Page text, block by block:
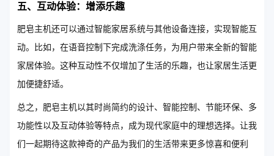
五、互动体验：增添乐趣
肥皂主机还可以通过智能家居系统与其他设备连接，实现智能互
动。比如，在语音控制下完成洗涤任务，为用户带来全新的智能
家居体验。这种互动性不仅增加了生活的乐趣，也让家居生活更
加便捷舒适。
总之，肥皂主机以其时尚简约的设计、智能控制、节能环保、多
功能性以及互动体验等特点，成为现代家庭中的理想选择。让我
们一起期待这款神奇的产品为我们的生活带来更多惊喜和便利